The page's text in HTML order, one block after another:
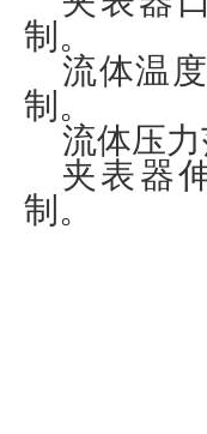
制。
流体温
制。
流体压
夹表器
制。